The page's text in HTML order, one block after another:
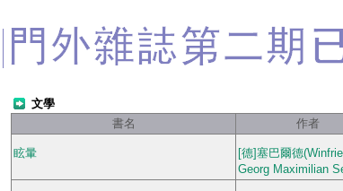
文學
書名
作者
眩暈
[德]塞巴爾德
Georg Maximilian